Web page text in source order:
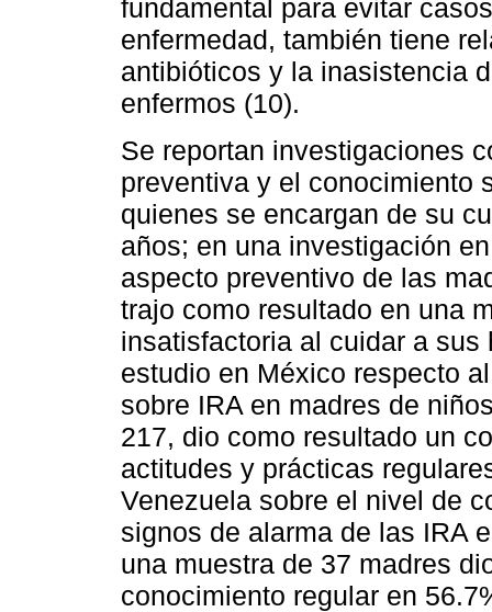
fundamental para evitar
enfermedad, también tiene
antibióticos y la inasistencia
enfermos (10).
Se reportan investigaciones
preventiva y el conocimiento
quienes se encargan de su
años; en una investigación
aspecto preventivo de las
trajo como resultado en una
insatisfactoria al cuidar a sus
estudio en México respecto
sobre IRA en madres de
217, dio como resultado un
actitudes y prácticas
Venezuela sobre el nivel de
signos de alarma de las IRA
una muestra de 37 madres
conocimiento regular en